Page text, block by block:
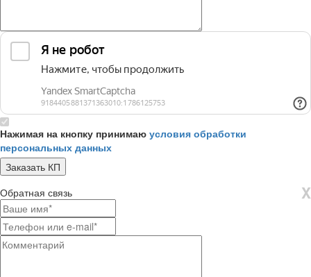
Нажимая на кнопку принимаю условия обработки
персональных данных
X
Обратная связь